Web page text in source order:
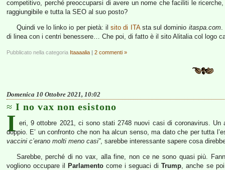
competitivo, perché preoccuparsi di avere un nome che faciliti le
raggiungibile e tutta la SEO al suo posto?
Quindi ve lo linko io per pietà: ilsito di ITAsta sul dominio itaspa.com.
di linea con i centri benessere… Che poi, di fatto è il sito Alitalia col logo
Pubblicato nella categoria Itaaaalia | 2 commenti »
Domenica 10 Ottobre 2021, 10:02
I no vax non esistono
I eri, 9 ottobre 2021, ci sono stati 2748 nuovi casi di coronavirus.
doppio. E’ un confronto che non ha alcun senso, ma dato che per tutta
vaccini c’erano molti meno casi”, sarebbe interessante sapere cosa
Sarebbe, perché di no vax, alla fine, non ce ne sono quasi più.
vogliono occupare il
Parlamento come i seguaci diTrump, anche se